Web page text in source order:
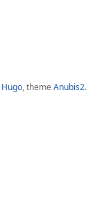
Hugo, theme Anubis2.